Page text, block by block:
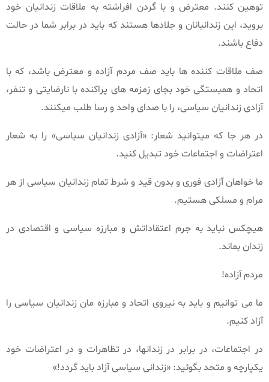
توهین کنند. معترض و با گردن افراشته به ملاقات زندانیان خود
بروید، این زندانبانان و جلادها هستند که باید در برابر شما در حالت
دفاع باشند.
صف ملاقات کننده ها باید صف مردم آزاده و معترض باشد، که با
اتحاد و همبستگی خود بجای زمزمه های پراکنده با نارضایتی و تنفر،
آزادی زندانیان سیاسی، را با صدای واحد و رسا طلب میکنند.
در هر جا که میتوانید شعار: «آزادی زندانیان سیاسی» را به شعار
اعتراضات و اجتماعات خود تبدیل کنید.
ما خواهان آزادی فوری و بدون قید و شرط تمام زندانیان سیاسی از هر
مرام و مسلکی هستیم.
هیچکس نباید به جرم اعتقاداتش و مبارزه سیاسی و اقتصادی در
زندان بماند.
مردم آزاده!
ما می توانیم و باید به نیروی اتحاد و مبارزه مان زندانیان سیاسی را
آزاد کنیم.
در اجتماعات، در برابر در زندانها، در تظاهرات و در اعتراضات خود
یکپارچه و متحد بگوئید: «زندانی سیاسی آزاد باید گردد!»